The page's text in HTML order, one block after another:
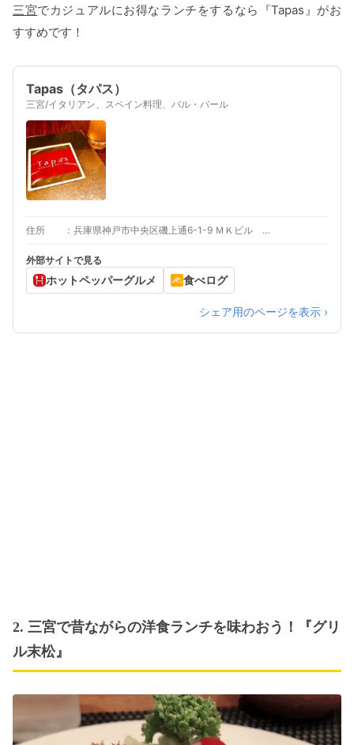
三宮でカジュアルにお得なランチをするなら『Tapas』がお
すすめです！
Tapas（タパス）
三宮/イタリアン、スペイン料理、バル・バール
住所 兵庫県神戸市中央区磯上通6-1-9 ＭＫビル １Ｆ
外部サイトで見る
ホットペッパーグルメ 食べログ
シェア用のページを表示 ›
2. 三宮で昔ながらの洋食ランチを味わおう！『グリ
ル末松』